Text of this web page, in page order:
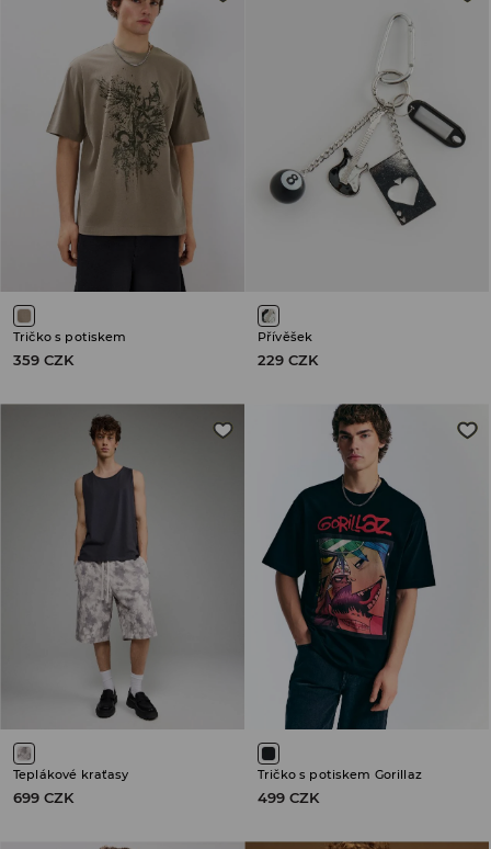
Tričko s potiskem
359 CZK
Přívěšek
229 CZK
Teplákové kraťasy
699 CZK
Tričko s potiskem Gorillaz
499 CZK